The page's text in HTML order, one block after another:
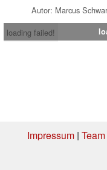
Autor: Marcus
loading failed!
Impressum| Team